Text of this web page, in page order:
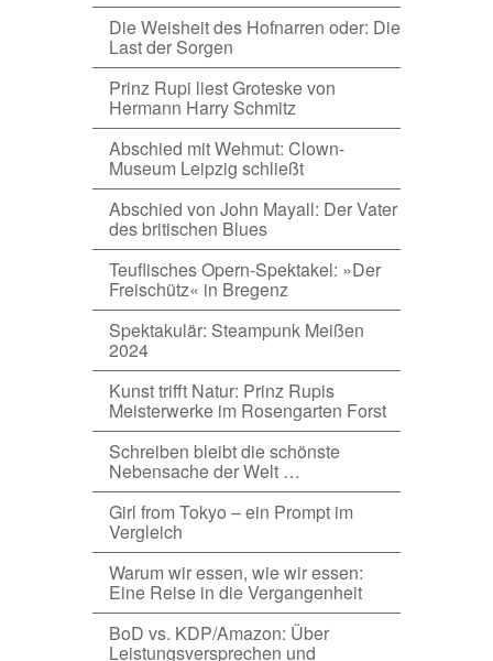
Die Weisheit des Hofnarren oder: Die
Last der Sorgen
Prinz Rupi liest Groteske von
Hermann Harry Schmitz
Abschied mit Wehmut: Clown-
Museum Leipzig schließt
Abschied von John Mayall: Der Vater
des britischen Blues
Teuflisches Opern-Spektakel: »Der
Freischütz« in Bregenz
Spektakulär: Steampunk Meißen
2024
Kunst trifft Natur: Prinz Rupis
Meisterwerke im Rosengarten Forst
Schreiben bleibt die schönste
Nebensache der Welt …
Girl from Tokyo – ein Prompt im
Vergleich
Warum wir essen, wie wir essen:
Eine Reise in die Vergangenheit
BoD vs. KDP/Amazon: Über
Leistungsversprechen und